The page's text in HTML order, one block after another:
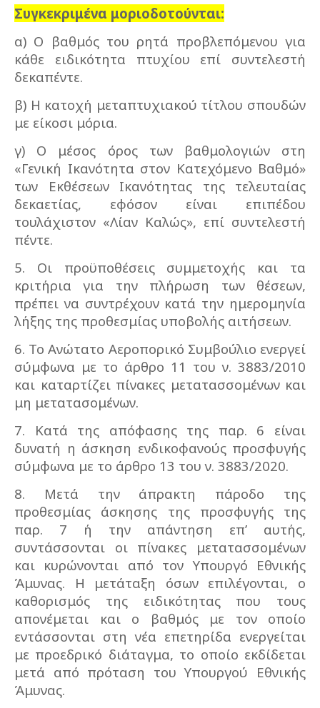
Συγκεκριμένα μοριοδοτούνται:
α) Ο βαθμός του ρητά προβλεπόμενου για
κάθε ειδικότητα πτυχίου επί συντελεστή
δεκαπέντε.
β) Η κατοχή μεταπτυχιακού τίτλου σπουδών
με είκοσι μόρια.
γ) Ο μέσος όρος των βαθμολογιών στη
«Γενική Ικανότητα στον Κατεχόμενο Βαθμό»
των Εκθέσεων Ικανότητας της τελευταίας
δεκαετίας, εφόσον είναι επιπέδου
τουλάχιστον «Λίαν Καλώς», επί συντελεστή
πέντε.
5. Οι προϋποθέσεις συμμετοχής και τα
κριτήρια για την πλήρωση των θέσεων,
πρέπει να συντρέχουν κατά την ημερομηνία
λήξης της προθεσμίας υποβολής αιτήσεων.
6. Το Ανώτατο Αεροπορικό Συμβούλιο ενεργεί
σύμφωνα με το άρθρο 11 του ν. 3883/2010
και καταρτίζει πίνακες μετατασσομένων και
μη μετατασομένων.
7. Κατά της απόφασης της παρ. 6 είναι
δυνατή η άσκηση ενδικοφανούς προσφυγής
σύμφωνα με το άρθρο 13 του ν. 3883/2020.
8. Μετά την άπρακτη πάροδο της
προθεσμίας άσκησης της προσφυγής της
παρ. 7 ή την απάντηση επ’ αυτής,
συντάσσονται οι πίνακες μετατασσομένων
και κυρώνονται από τον Υπουργό Εθνικής
Άμυνας. Η μετάταξη όσων επιλέγονται, ο
καθορισμός της ειδικότητας που τους
απονέμεται και ο βαθμός με τον οποίο
εντάσσονται στη νέα επετηρίδα ενεργείται
με προεδρικό διάταγμα, το οποίο εκδίδεται
μετά από πρόταση του Υπουργού Εθνικής
Άμυνας.